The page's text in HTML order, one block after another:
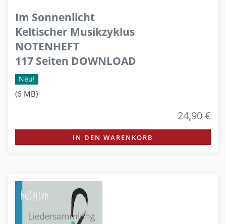
Im Sonnenlicht
Keltischer Musikzyklus
NOTENHEFT
117 Seiten DOWNLOAD
Neu!
(6 MB)
24,90 €
IN DEN WARENKORB